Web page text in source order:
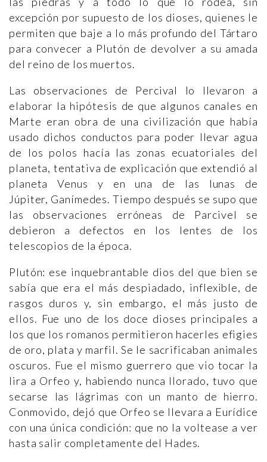
excepción por supuesto de los dioses, quienes le
permiten que baje a lo más profundo del Tártaro
para convecer a Plutón de devolver a su amada
del reino de los muertos.
Las observaciones de Percival lo llevaron a
elaborar la hipótesis de que algunos canales en
Marte eran obra de una civilización que había
usado dichos conductos para poder llevar agua
de los polos hacía las zonas ecuatoriales del
planeta, tentativa de explicación que extendió al
planeta Venus y en una de las lunas de
Júpiter, Ganímedes. Tiempo después se supo que
las observaciones erróneas de Parcivel se
debieron a defectos en los lentes de los
telescopios de la época.
Plutón: ese inquebrantable dios del que bien se
sabía que era el más despiadado, inflexible, de
rasgos duros y, sin embargo, el más justo de
ellos. Fue uno de los doce dioses principales a
los que los romanos permitieron hacerles efigies
de oro, plata y marfil. Se le sacrificaban animales
oscuros. Fue el mismo guerrero que vio tocar la
lira a Orfeo y, habiendo nunca llorado, tuvo que
secarse las lágrimas con un manto de hierro.
Conmovido, dejó que Orfeo se llevara a Eurídice
con una única condición: que no la voltease a ver
hasta salir completamente del Hades.